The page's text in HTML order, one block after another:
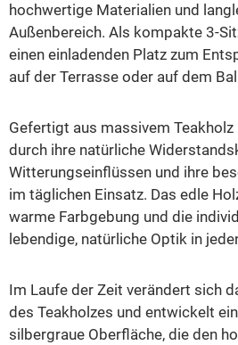
hochwertige Materialien und
Außenbereich. Als kompakte 3-
einen einladenden Platz zum
auf der Terrasse oder auf dem
Gefertigt aus massivem
durch ihre natürliche
Witterungseinflüssen und ihre
im täglichen Einsatz. Das edle
warme Farbgebung und die
lebendige, natürliche Optik in
Im Laufe der Zeit verändert sich
des Teakholzes und entwickelt
silbergraue Oberfläche, die den